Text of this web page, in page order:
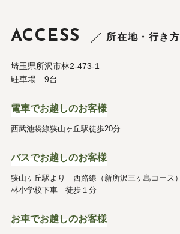
ACCESS 所在地・行き方
埼玉県所沢市林2-473-1
駐車場 9台
電車でお越しのお客様
西武池袋線狭山ヶ丘駅徒歩20分
バスでお越しのお客様
狭山ヶ丘駅より 西路線（新所沢三ヶ島コース）
林小学校下車 徒歩１分
お車でお越しのお客様